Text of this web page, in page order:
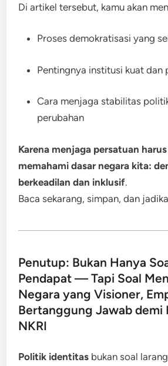
Di artikel tersebut, kamu akan
Proses demokratisasi yang
Pentingnya institusi kuat dan
Cara menjaga stabilitas
perubahan
Karena menjaga persatuan
memahami dasar negara kita:
berkeadilan dan inklusif.
Baca sekarang, simpan, dan
Penutup: Bukan Hanya
Pendapat — Tapi Soal
Negara yang Visioner,
Bertanggung Jawab demi
NKRI
Politik identitas bukan soal